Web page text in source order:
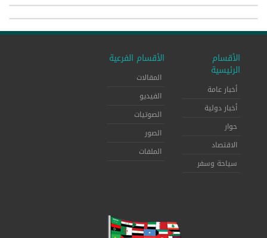
الأقسام
الرئيسية
أخبار عامة
أخبار دولية
حوار
الاقتصاد
سياحة وسفر
الأقسام الفرعية
المقالات
الفيديو
الصوتيات
الصور
الملفات